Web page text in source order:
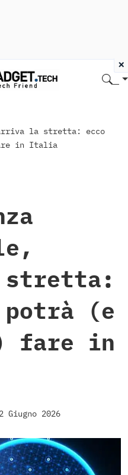
la stretta: ecco
in Italia
potrà (e
fare in
Giugno 2026
×